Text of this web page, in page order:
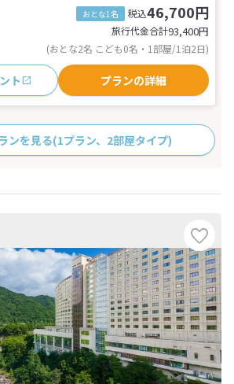
おとな1名 税込46,700円
旅行代金合計93,400円
(おとな2名 こども0名・1部屋/1泊2日)
ト プランの詳細
ンを見る(1プラン、2部屋タイプ)